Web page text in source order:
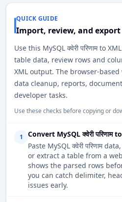
QUICK GUIDE
Import, review, and export
Use this MySQL क्वेरी परिणाम to
table data, review rows and
XML output. The browser-
data cleanup, reports,
developer tasks.
Use these checks before copying or
1
Convert MySQL क्वेरी
Paste MySQL क्वेरी परिणाम
or extract a table from a
shows the parsed rows
you can catch delimiter,
issues early.